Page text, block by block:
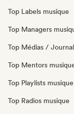
Top Labels musique
Top Managers
Top Médias /
Top Mentors
Top Playlists musique
Top Radios musique